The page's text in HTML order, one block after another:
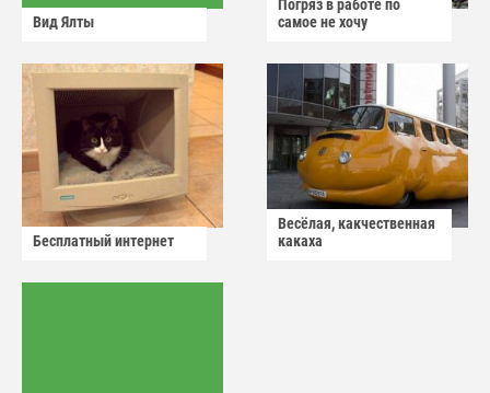
Вид Ялты
Погряз в работе по
самое не хочу
Бесплатный интернет
Весёлая, какчественная
какаха